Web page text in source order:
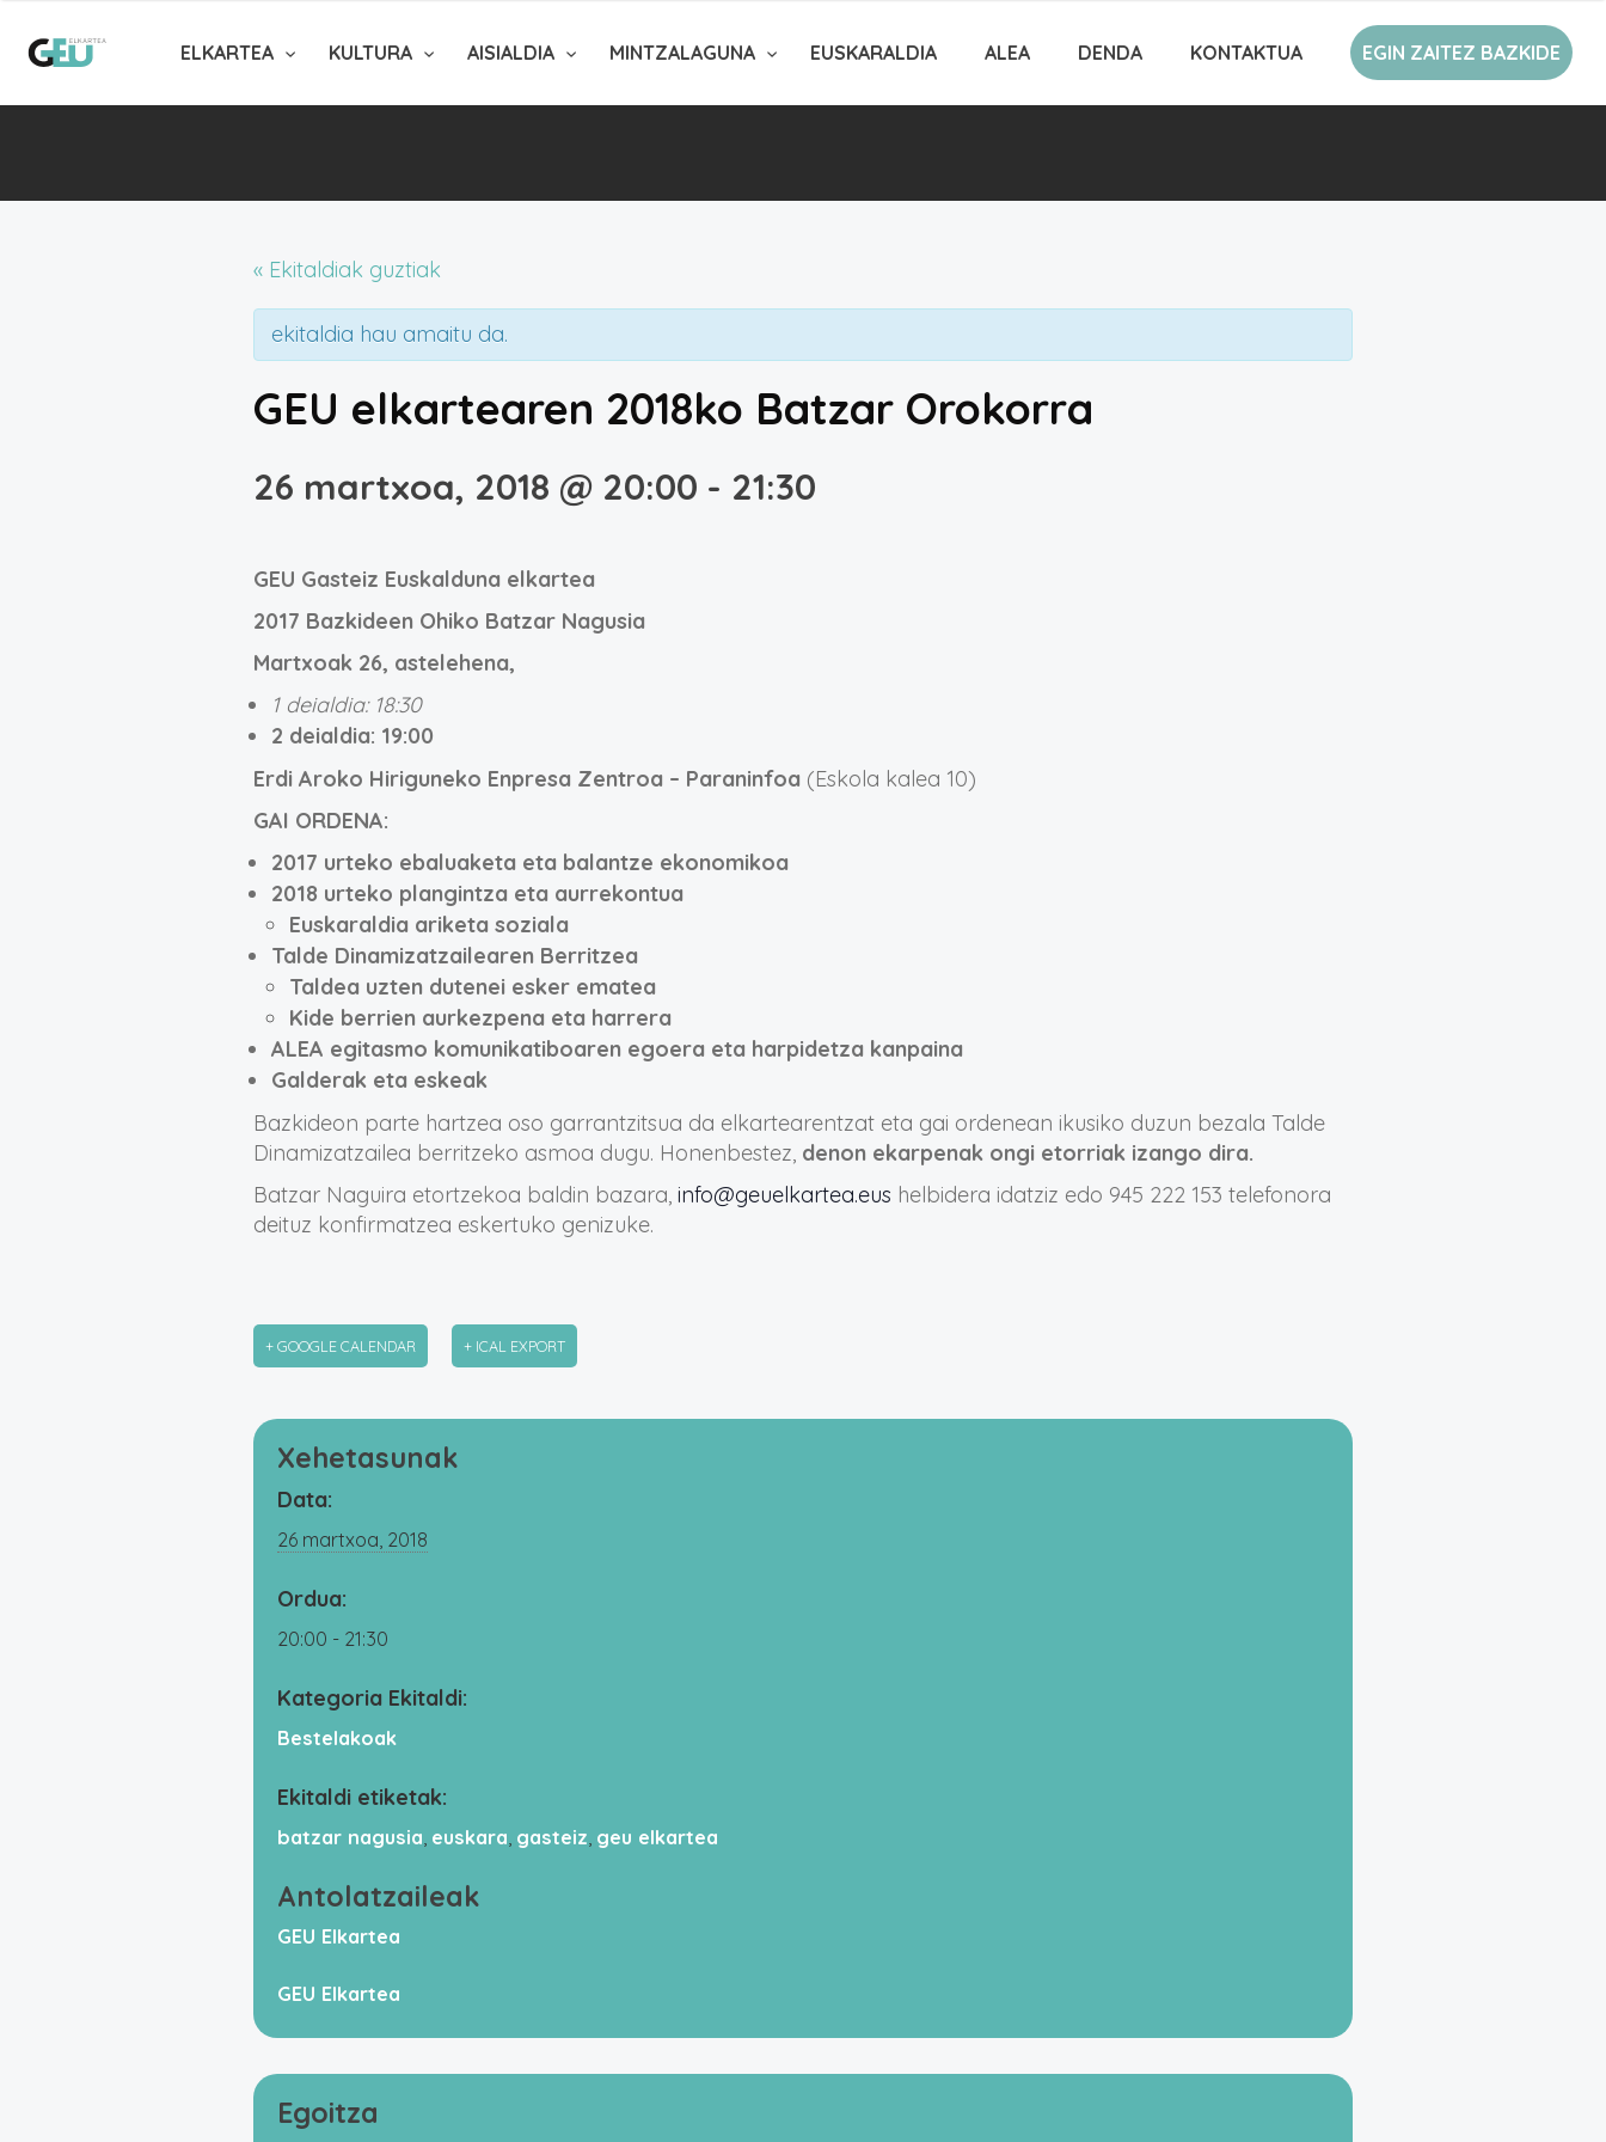
ELKARTEA KULTURA AISIALDIA MINTZALAGUNA EUSKARALDIA ALEA DENDA KONTAKTUA EGIN ZAITEZ BAZKIDE
« Ekitaldiak guztiak
ekitaldia hau amaitu da.
GEU elkartearen 2018ko Batzar Orokorra
26 martxoa, 2018 @ 20:00 - 21:30
GEU Gasteiz Euskalduna elkartea
2017 Bazkideen Ohiko Batzar Nagusia
Martxoak 26, astelehena,
1 deialdia: 18:30
2 deialdia: 19:00
Erdi Aroko Hiriguneko Enpresa Zentroa – Paraninfoa (Eskola kalea 10)
GAI ORDENA:
2017 urteko ebaluaketa eta balantze ekonomikoa
2018 urteko plangintza eta aurrekontua
Euskaraldia ariketa soziala
Talde Dinamizatzailearen Berritzea
Taldea uzten dutenei esker ematea
Kide berrien aurkezpena eta harrera
ALEA egitasmo komunikatiboaren egoera eta harpidetza kanpaina
Galderak eta eskeak
Bazkideon parte hartzea oso garrantzitsua da elkartearentzat eta gai ordenean ikusiko duzun bezala Talde
Dinamizatzailea berritzeko asmoa dugu. Honenbestez, denon ekarpenak ongi etorriak izango dira.
Batzar Naguira etortzekoa baldin bazara, info@geuelkartea.eus helbidera idatziz edo 945 222 153 telefonora
deituz konfirmatzea eskertuko genizuke.
+ GOOGLE CALENDAR + ICAL EXPORT
Xehetasunak
Data:
26 martxoa, 2018
Ordua:
20:00 - 21:30
Kategoria Ekitaldi:
Bestelakoak
Ekitaldi etiketak:
batzar nagusia, euskara, gasteiz, geu elkartea
Antolatzaileak
GEU Elkartea
GEU Elkartea
Egoitza